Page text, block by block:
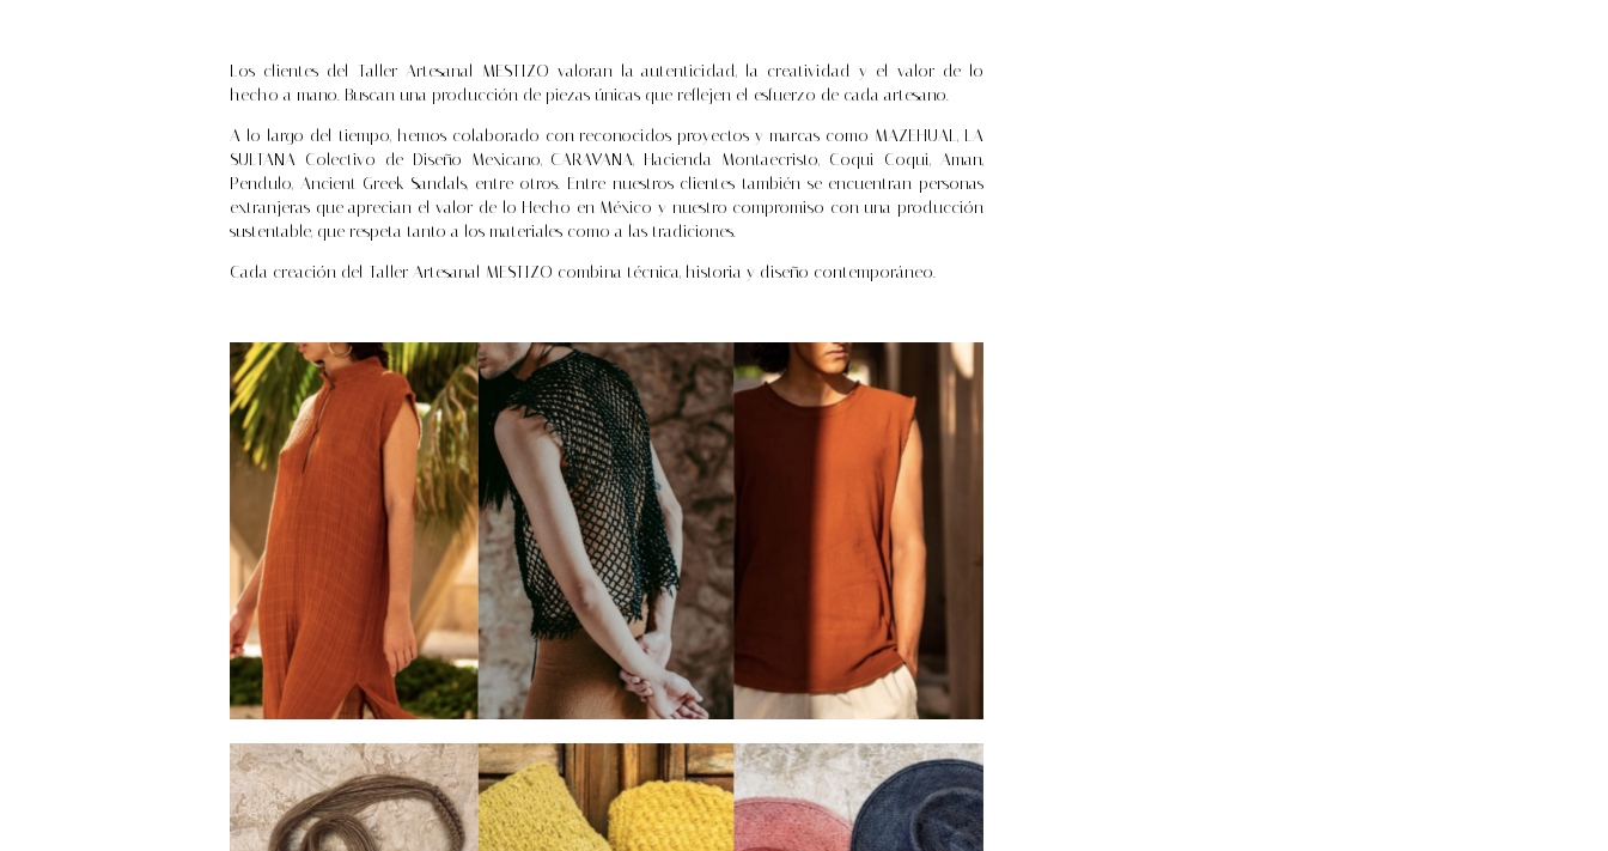
Los clientes del Taller Artesanal MESTIZO valoran la autenticidad, la creatividad y el valor de lo
hecho a mano. Buscan una producción de piezas únicas que reflejen el esfuerzo de cada artesano.
A lo largo del tiempo, hemos colaborado con reconocidos proyectos y marcas como MAZEHUAL, LA
SULTANA Colectivo de Diseño Mexicano, CARAVANA, Hacienda Montaecristo, Coqui Coqui, Aman,
Pendulo, Ancient Greek Sandals, entre otros. Entre nuestros clientes también se encuentran personas
extranjeras que aprecian el valor de lo Hecho en México y nuestro compromiso con una producción
sustentable, que respeta tanto a los materiales como a las tradiciones.
Cada creación del Taller Artesanal MESTIZO combina técnica, historia y diseño contemporáneo.